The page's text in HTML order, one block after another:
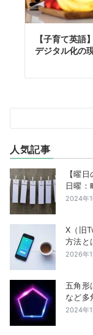
【子育て英語
デジタル化の
人気記事
【曜
日曜：
2024年
X（旧
方法と
2026年1
五角形
など多
2024年